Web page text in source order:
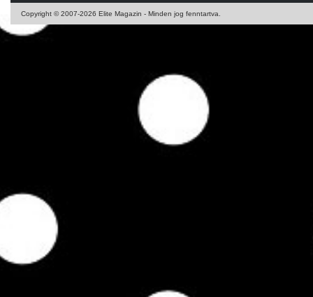
Copyright © 2007-2026 Elite Magazin - Minden jog fenntartva.